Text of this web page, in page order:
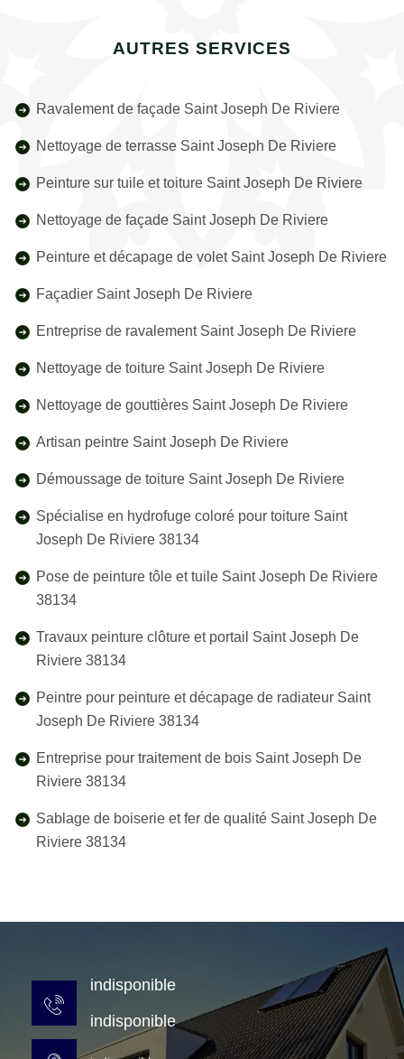
AUTRES SERVICES
Ravalement de façade Saint Joseph De Riviere
Nettoyage de terrasse Saint Joseph De Riviere
Peinture sur tuile et toiture Saint Joseph De Riviere
Nettoyage de façade Saint Joseph De Riviere
Peinture et décapage de volet Saint Joseph De Riviere
Façadier Saint Joseph De Riviere
Entreprise de ravalement Saint Joseph De Riviere
Nettoyage de toiture Saint Joseph De Riviere
Nettoyage de gouttières Saint Joseph De Riviere
Artisan peintre Saint Joseph De Riviere
Démoussage de toiture Saint Joseph De Riviere
Spécialise en hydrofuge coloré pour toiture Saint
Joseph De Riviere 38134
Pose de peinture tôle et tuile Saint Joseph De Riviere
38134
Travaux peinture clôture et portail Saint Joseph De
Riviere 38134
Peintre pour peinture et décapage de radiateur Saint
Joseph De Riviere 38134
Entreprise pour traitement de bois Saint Joseph De
Riviere 38134
Sablage de boiserie et fer de qualité Saint Joseph De
Riviere 38134
indisponible
indisponible